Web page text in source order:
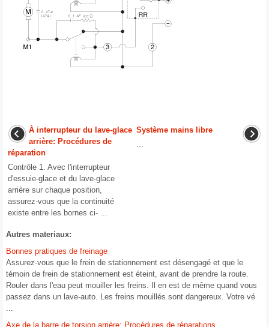
À interrupteur du lave-glace
arrière: Procédures de
réparation
Contrôle 1. Avec l'interrupteur
d'essuie-glace et du lave-glace
arrière sur chaque position,
assurez-vous que la continuité
existe entre les bornes ci- ...
Système mains libre
...
Autres materiaux:
Bonnes pratiques de freinage
Assurez-vous que le frein de stationnement est désengagé et que le
témoin de frein de stationnement est éteint, avant de prendre la route.
Rouler dans l'eau peut mouiller les freins. Il en est de même quand vous
passez dans un lave-auto. Les freins mouillés sont dangereux. Votre vé
...
Axe de la barre de torsion arrière: Procédures de réparations